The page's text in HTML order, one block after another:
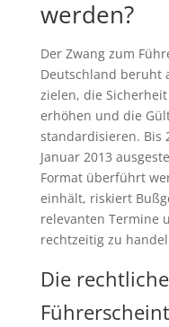
werden?
Der Zwang zum
Deutschland beruht
zielen, die
erhöhen und die
standardisieren. Bis
Januar 2013
Format überführt
einhält, riskiert
relevanten Termine
rechtzeitig zu
Die